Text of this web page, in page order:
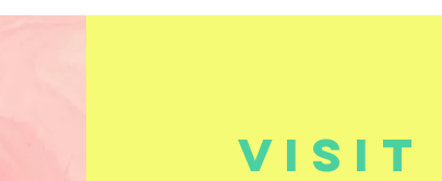
VISIT